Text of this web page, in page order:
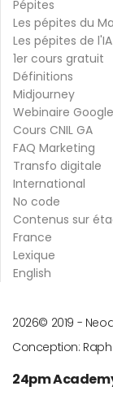
Pépites
Les pépites du
Les pépites de l'IA
1er cours gratuit
Définitions
Midjourney
Webinaire
Cours CNIL GA
FAQ Marketing
Transfo digitale
International
No code
Contenus sur
France
Lexique
English
© 2019 -
2026
Conception:
24pm